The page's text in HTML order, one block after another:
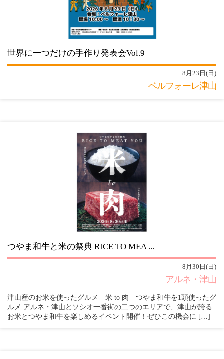
世界に一つだけの手作り発表会Vol.9
8月23日(日)
ベルフォーレ津山
つやま和牛と米の祭典 RICE TO MEA ...
8月30日(日)
アルネ・津山
津山産のお米を使ったグルメ 米 to 肉 つやま和牛を1頭使ったグ
ルメ アルネ・津山とソシオ一番街の二つのエリアで、津山が誇る
お米とつやま和牛を楽しめるイベント開催！ぜひこの機会に […]